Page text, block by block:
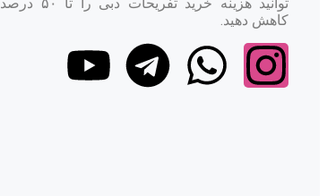
کاهش دهید.